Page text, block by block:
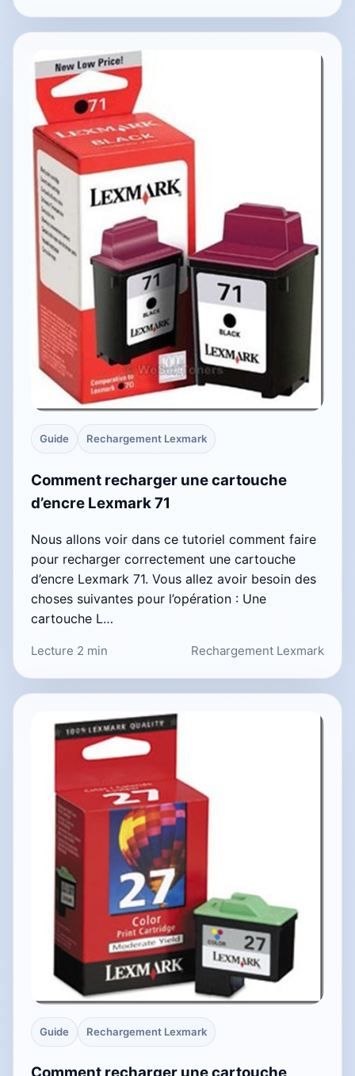
Guide Rechargement Lexmark
Comment recharger une cartouche
d’encre Lexmark 71
Nous allons voir dans ce tutoriel comment faire
pour recharger correctement une cartouche
d’encre Lexmark 71. Vous allez avoir besoin des
choses suivantes pour l’opération : Une
cartouche L…
Lecture 2 min Rechargement Lexmark
Guide Rechargement Lexmark